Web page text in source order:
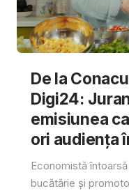
De la
Digi24:
emisiunea
ori audiența
Economistă
bucătărie și